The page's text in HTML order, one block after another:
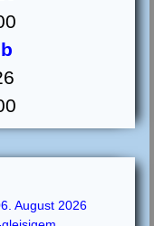
August 2026